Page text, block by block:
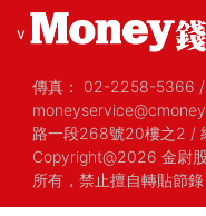
v
傳真： 02-2258-5366 /
路一段268號20樓之2 /
Copyright@2026 金尉
所有，禁止擅自轉貼節錄